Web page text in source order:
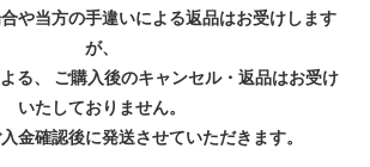
や当方の手違いによる返品はお受けします
が、
る、 ご購入後のキャンセル・返品はお受け
いたしておりません。
金確認後に発送させていただきます。